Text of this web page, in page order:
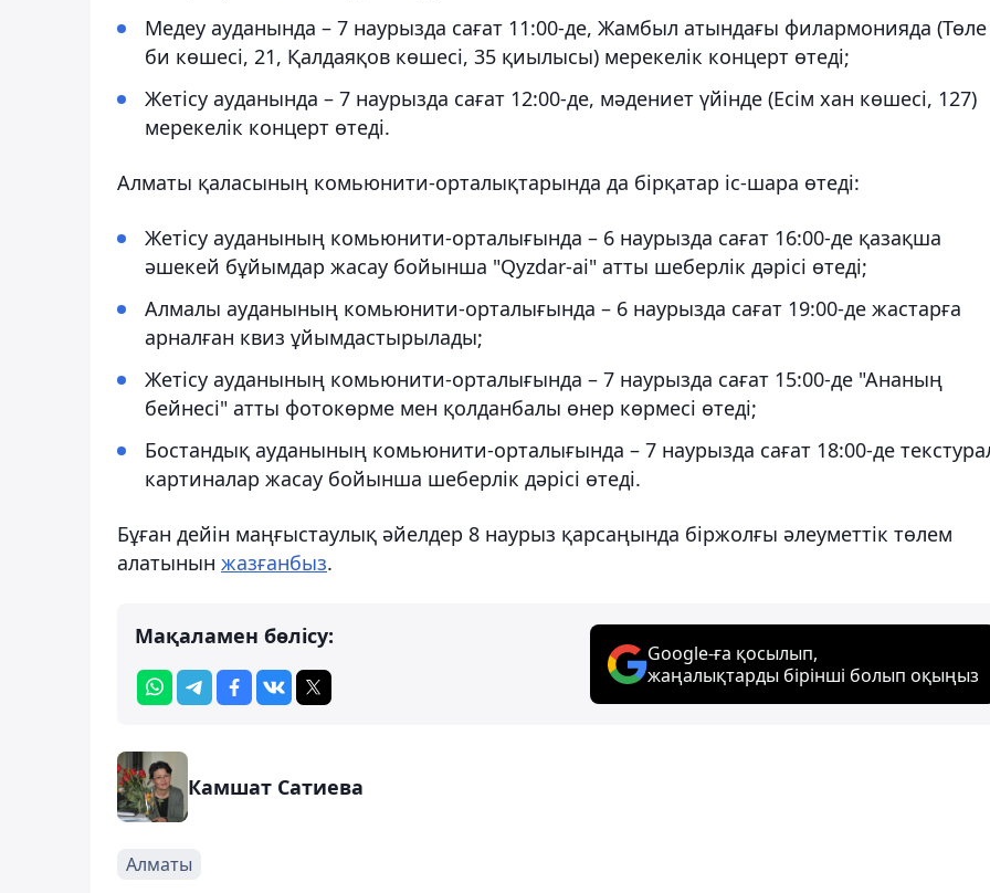
Медеу ауданында – 7 наурызда сағат 11:00-де, Жамбыл атындағы филармонияда (Төле
би көшесі, 21, Қалдаяқов көшесі, 35 қиылысы) мерекелік концерт өтеді;
Жетісу ауданында – 7 наурызда сағат 12:00-де, мәдениет үйінде (Есім хан көшесі, 127)
мерекелік концерт өтеді.
Алматы қаласының комьюнити-орталықтарында да бірқатар іс-шара өтеді:
Жетісу ауданының комьюнити-орталығында – 6 наурызда сағат 16:00-де қазақша
әшекей бұйымдар жасау бойынша "Qyzdar-ai" атты шеберлік дәрісі өтеді;
Алмалы ауданының комьюнити-орталығында – 6 наурызда сағат 19:00-де жастарға
арналған квиз ұйымдастырылады;
Жетісу ауданының комьюнити-орталығында – 7 наурызда сағат 15:00-де "Ананың
бейнесі" атты фотокөрме мен қолданбалы өнер көрмесі өтеді;
Бостандық ауданының комьюнити-орталығында – 7 наурызда сағат 18:00-де
картиналар жасау бойынша шеберлік дәрісі өтеді.
Бұған дейін маңғыстаулық әйелдер 8 наурыз қарсаңында біржолғы әлеуметтік төлем
алатынын жазғанбыз.
Мақаламен бөлісу:
Google-ға қосылып,
жаңалықтарды бірінші болып оқыңыз
Камшат Сатиева
Алматы